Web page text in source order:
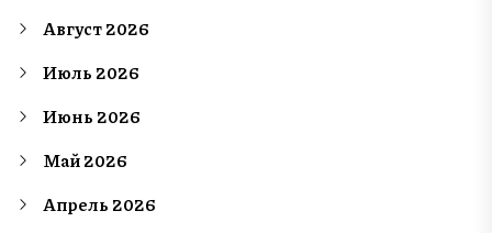
Август 2026
Июль 2026
Июнь 2026
Май 2026
Апрель 2026